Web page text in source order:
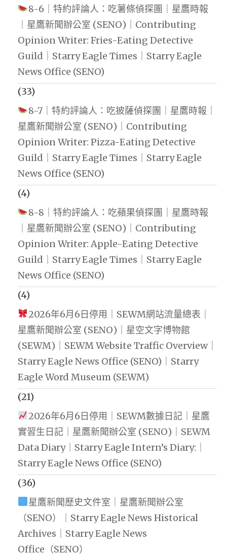
8-6｜特約評論人：吃薯條偵探團｜星鷹時報
｜星鷹新聞辦公室 (SENO)｜Contributing
Opinion Writer: Fries-Eating Detective
Guild｜Starry Eagle Times｜Starry Eagle
News Office (SENO)
(33)
8-7｜特約評論人：吃披薩偵探團｜星鷹時報｜
星鷹新聞辦公室 (SENO)｜Contributing
Opinion Writer: Pizza-Eating Detective
Guild｜Starry Eagle Times｜Starry Eagle
News Office (SENO)
(4)
8-8｜特約評論人：吃蘋果偵探團｜星鷹時報
｜星鷹新聞辦公室 (SENO)｜Contributing
Opinion Writer: Apple-Eating Detective
Guild｜Starry Eagle Times｜Starry Eagle
News Office (SENO)
(4)
2026年6月6日停用｜SEWM網站流量總表｜
星鷹新聞辦公室 (SENO)｜星空文字博物館
(SEWM)｜SEWM Website Traffic Overview｜
Starry Eagle News Office (SENO)｜Starry
Eagle Word Museum (SEWM)
(21)
2026年6月6日停用｜SEWM數據日記｜星鷹
實習生日記｜星鷹新聞辦公室 (SENO)｜SEWM
Data Diary｜Starry Eagle Intern’s Diary:｜
Starry Eagle News Office (SENO)
(36)
星鷹新聞歷史文件室｜星鷹新聞辦公室
（SENO）｜Starry Eagle News Historical
Archives｜Starry Eagle News
Office（SENO）